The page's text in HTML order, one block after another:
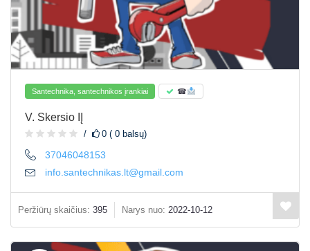
Santechnika, santechnikos įrankiai ☎
V. Skersio IĮ
0 ( 0 balsų)
37046048153
info.santechnikas.lt@gmail.com
Peržiūrų skaičius: 395 Narys nuo: 2022-10-12